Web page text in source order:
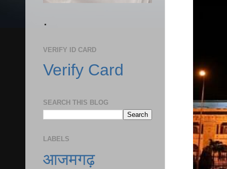
.
VERIFY ID CARD
Verify Card
SEARCH THIS BLOG
LABELS
आजमगढ़